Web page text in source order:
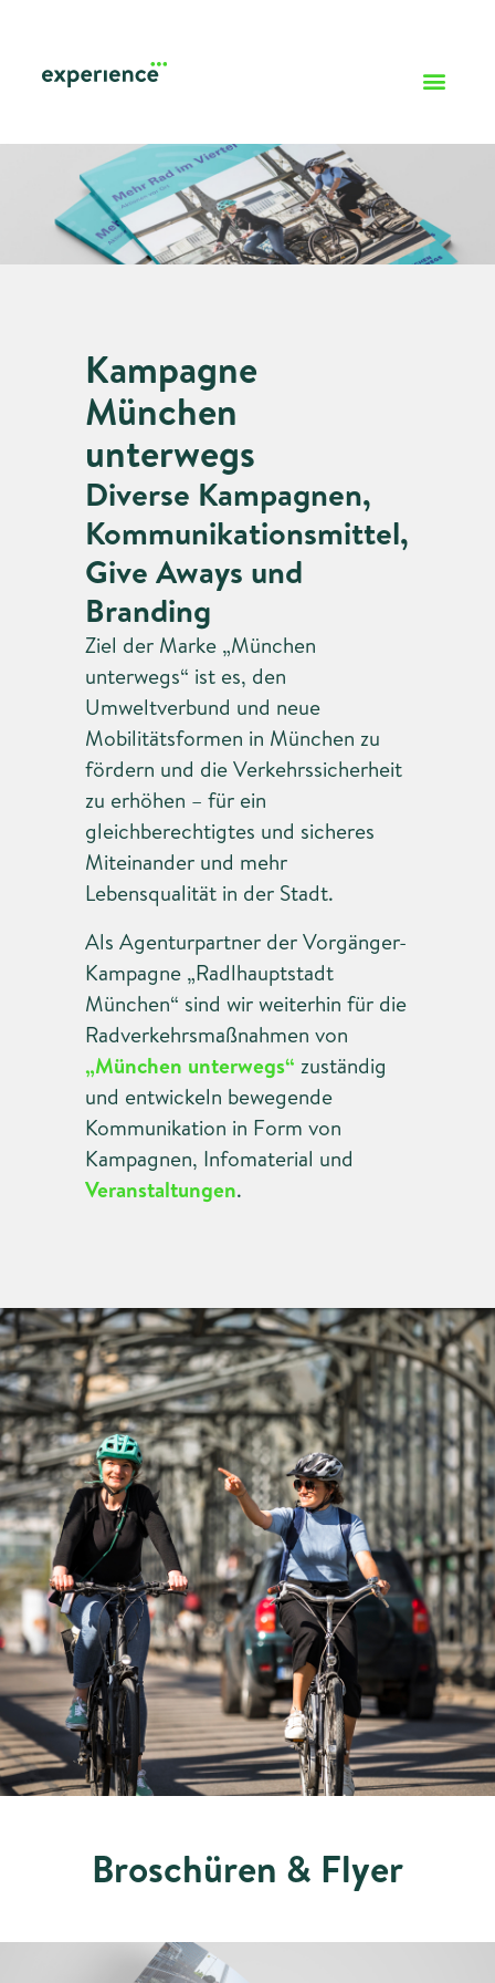
Kampagne
München
unterwegs
Diverse Kampagnen,
Kommunikationsmittel,
Give Aways und
Branding
Ziel der Marke „München
unterwegs“ ist es, den
Umweltverbund und neue
Mobilitätsformen in München zu
fördern und die Verkehrssicherheit
zu erhöhen – für ein
gleichberechtigtes und sicheres
Miteinander und mehr
Lebensqualität in der Stadt.
Als Agenturpartner der Vorgänger-
Kampagne „Radlhauptstadt
München“ sind wir weiterhin für die
Radverkehrsmaßnahmen von
„München unterwegs“ zuständig
und entwickeln bewegende
Kommunikation in Form von
Kampagnen, Infomaterial und
Veranstaltungen.
Broschüren & Flyer